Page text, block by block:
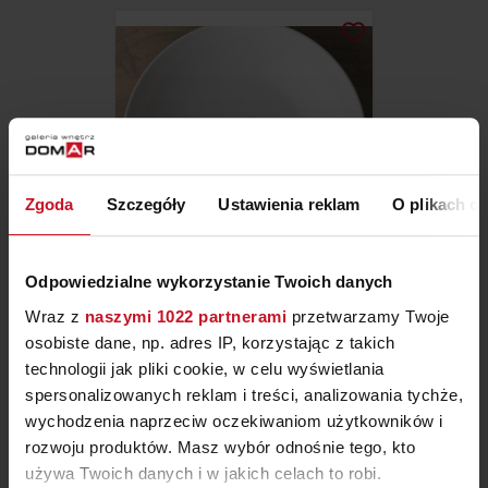
Zgoda Szczegóły Ustawienia reklam O plikach
Odpowiedzialne wykorzystanie Twoich danych
Wraz z naszymi 1022 partnerami przetwarzamy Twoje
osobiste dane, np. adres IP, korzystając z takich
technologii jak pliki cookie, w celu wyświetlania
spersonalizowanych reklam i treści, analizowania tychże,
wychodzenia naprzeciw oczekiwaniom użytkowników i
rozwoju produktów. Masz wybór odnośnie tego, kto
używa Twoich danych i w jakich celach to robi.
GARDEN HOME
ZAPYTAJ O CENĘ W SALONIE